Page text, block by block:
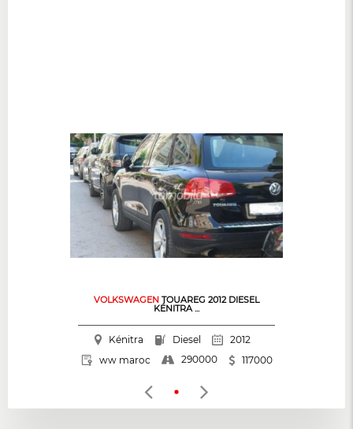
VOLKSWAGEN TOUAREG 2012 DIESEL
KÉNITRA ...
Kénitra Diesel
2012
ww maroc
290000 117000